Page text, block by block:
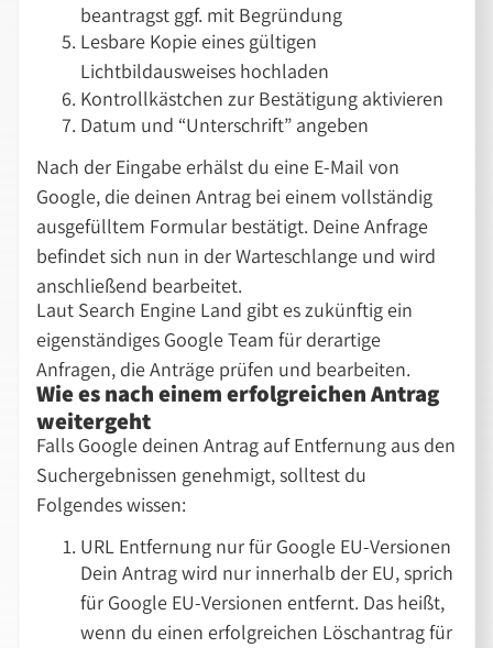
beantragst ggf. mit Begründung
Lesbare Kopie eines gültigen
Lichtbildausweises hochladen
Kontrollkästchen zur Bestätigung aktivieren
Datum und “Unterschrift” angeben
Nach der Eingabe erhälst du eine E-Mail von
Google, die deinen Antrag bei einem vollständig
ausgefülltem Formular bestätigt. Deine Anfrage
befindet sich nun in der Warteschlange und wird
anschließend bearbeitet.
Laut Search Engine Land gibt es zukünftig ein
eigenständiges Google Team für derartige
Anfragen, die Anträge prüfen und bearbeiten.
Wie es nach einem erfolgreichen Antrag
weitergeht
Falls Google deinen Antrag auf Entfernung aus den
Suchergebnissen genehmigt, solltest du
Folgendes wissen:
URL Entfernung nur für Google EU-Versionen
Dein Antrag wird nur innerhalb der EU, sprich
für Google EU-Versionen entfernt. Das heißt,
wenn du einen erfolgreichen Löschantrag für